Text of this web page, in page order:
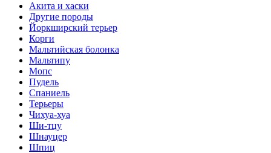
Акита и хаски
Другие породы
Йоркширский терьер
Корги
Мальтийская болонка
Мальтипу
Мопс
Пудель
Спаниель
Терьеры
Чихуа-хуа
Ши-тцу
Шнауцер
Шпиц